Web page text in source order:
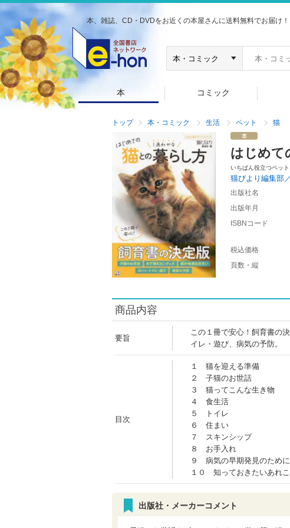
本、雑誌、CD・DVDをお近くの本屋さんに送料無料でお届け！
本 コミック
トップ 本・コミック 生活 ペット 猫
はじめて
いちばん役立つペッ
猫びより編集部
出版社名
出版年月
ISBNコード
税込価格
頁数・縦
商品内容
要旨
この１冊で安心！飼育書の
イレ・遊び、病気の予防。
目次
１ 猫を迎える準備
２ 子猫のお世話
３ 猫ってこんな生き物
４ 食生活
５ トイレ
６ 住まい
７ スキンシップ
８ お手入れ
９ 病気の早期発見のために
１０ 知っておきたいあれ
出版社・メーカーコメント